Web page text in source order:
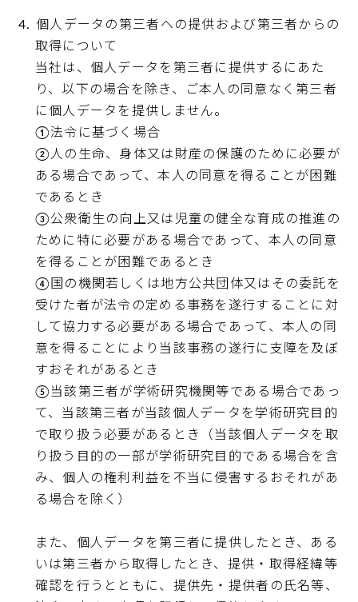
個人データの第三者への提供および第三者からの
取得について
当社は、個人データを第三者に提供するにあた
り、以下の場合を除き、ご本人の同意なく第三者
に個人データを提供しません。
①法令に基づく場合
②人の生命、身体又は財産の保護のために必要が
ある場合であって、本人の同意を得ることが困難
であるとき
③公衆衛生の向上又は児童の健全な育成の推進の
ために特に必要がある場合であって、本人の同意
を得ることが困難であるとき
④国の機関若しくは地方公共団体又はその委託を
受けた者が法令の定める事務を遂行することに対
して協力する必要がある場合であって、本人の同
意を得ることにより当該事務の遂行に支障を及ぼ
すおそれがあるとき
⑤当該第三者が学術研究機関等である場合であっ
て、当該第三者が当該個人データを学術研究目的
で取り扱う必要があるとき（当該個人データを取
り扱う目的の一部が学術研究目的である場合を含
み、個人の権利利益を不当に侵害するおそれがあ
る場合を除く）
また、個人データを第三者に提供したとき、ある
いは第三者から取得したとき、提供・取得経緯等
確認を行うとともに、提供先・提供者の氏名等、